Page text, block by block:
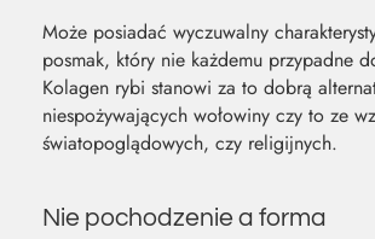
Może posiadać wyczuwalny
posmak, który nie każdemu przypadne
Kolagen rybi stanowi za to dobrą
niespożywających wołowiny czy to ze
światopoglądowych, czy religijnych.
Nie pochodzenie a forma